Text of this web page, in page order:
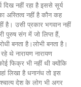
नहीं रहा है इससे सूर्य
अस्तित्व नहीं है कौन कह
है। उसी प्रकार भगवान नहीं
पुरुष संग में जो लिप्त हैं,
बनता है।लोभी बनता है।
थे नारायण नारायण
फिक्र भी नहीं थी क्योंकि
लिखा है धनानंध तो इस
देश के लोग भी अगर